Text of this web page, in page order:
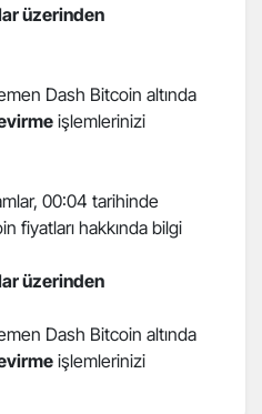
üzerinden
Dash Bitcoin altında
işlemlerinizi
00:04 tarihinde
fiyatları hakkında bilgi
üzerinden
Dash Bitcoin altında
işlemlerinizi